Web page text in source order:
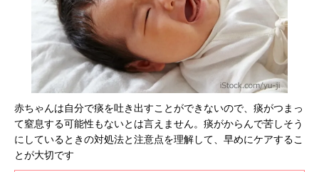
赤ちゃんは自分で痰を吐き出すことができないので、痰がつまっ
て窒息する可能性もないとは言えません。痰がからんで苦しそう
にしているときの対処法と注意点を理解して、早めにケアするこ
とが大切です